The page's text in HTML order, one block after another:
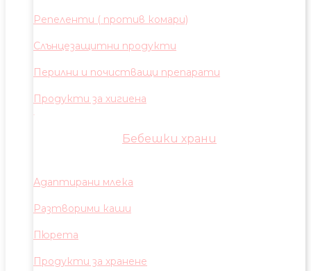
Репеленти ( против комари)
Слънцезащитни продукти
Перилни и почистващи препарати
Продукти за хигиена
Бебешки храни
Адаптирани млека
Разтворими каши
Пюрета
Продукти за хранене